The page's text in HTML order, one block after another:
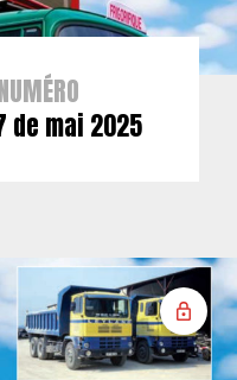
de mai 2025